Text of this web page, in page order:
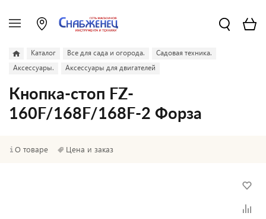
Каталог Все для сада и огорода.
Садовая техника.
Аксессуары.
Аксессуары для двигателей
Кнопка-стоп FZ-
160F/168F/168F-2 Форза
О товаре Цена и заказ